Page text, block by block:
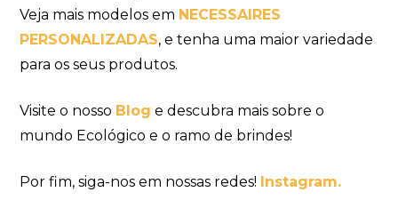
Veja mais modelos em NECESSAIRES
PERSONALIZADAS, e tenha uma maior variedade
para os seus produtos.
Visite o nosso Blog e descubra mais sobre o
mundo Ecológico e o ramo de brindes!
Por fim, siga-nos em nossas redes! Instagram.